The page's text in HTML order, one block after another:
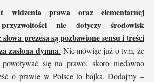
widzenia prawa oraz elementarnej
nie dotyczy środowisk
słowa prezesa są pozbawione sensu i treści
zasłona dymna. Nie mówiąc już o tym, że
się na prawo, skoro niedawno
o prawie w Polsce to bajka. Dodajmy –